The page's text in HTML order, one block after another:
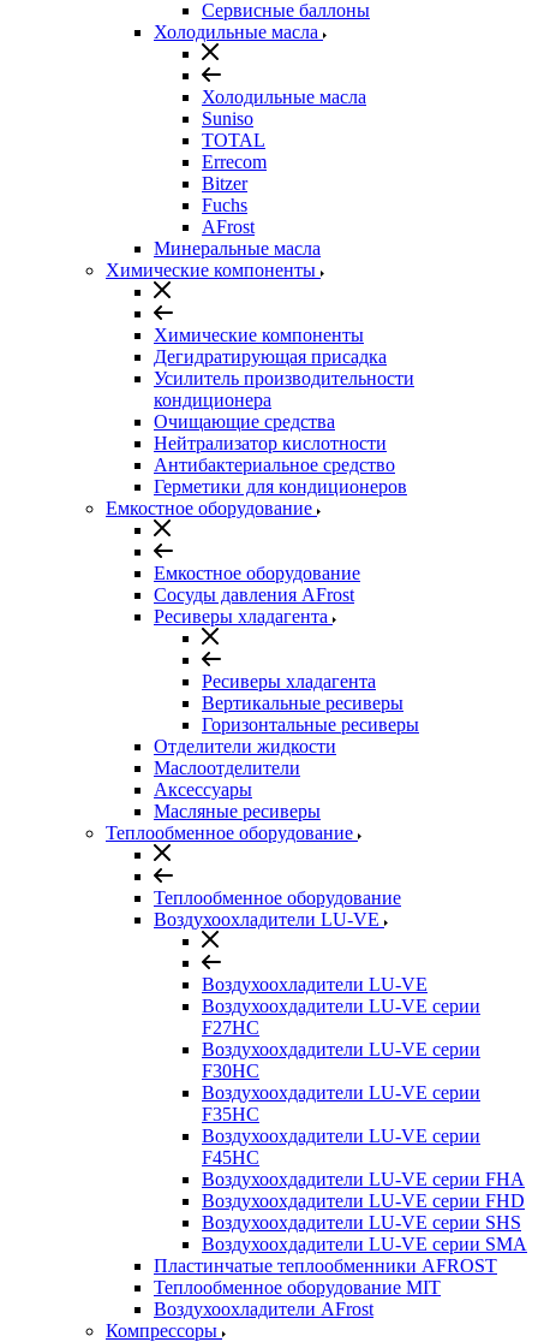
Сервисные баллоны
Холодильные масла
Холодильные масла
Suniso
TOTAL
Errecom
Bitzer
Fuchs
AFrost
Минеральные масла
Химические компоненты
Химические компоненты
Дегидратирующая присадка
Усилитель производительности
кондиционера
Очищающие средства
Нейтрализатор кислотности
Антибактериальное средство
Герметики для кондиционеров
Емкостное оборудование
Емкостное оборудование
Сосуды давления AFrost
Ресиверы хладагента
Ресиверы хладагента
Вертикальные ресиверы
Горизонтальные ресиверы
Отделители жидкости
Маслоотделители
Аксессуары
Масляные ресиверы
Теплообменное оборудование
Теплообменное оборудование
Воздухоохладители LU-VE
Воздухоохладители LU-VE
Воздухоохдадители LU-VE серии
F27HC
Воздухоохдадители LU-VE серии
F30HC
Воздухоохдадители LU-VE серии
F35HC
Воздухоохдадители LU-VE серии
F45HC
Воздухоохдадители LU-VE серии FHA
Воздухоохдадители LU-VE серии FHD
Воздухоохдадители LU-VE серии SHS
Воздухоохдадители LU-VE серии SMA
Пластинчатые теплообменники AFROST
Теплообменное оборудование MIT
Воздухоохладители AFrost
Компрессоры